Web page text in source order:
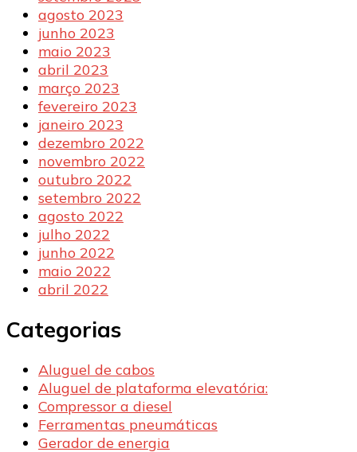
agosto 2023
junho 2023
maio 2023
abril 2023
março 2023
fevereiro 2023
janeiro 2023
dezembro 2022
novembro 2022
outubro 2022
setembro 2022
agosto 2022
julho 2022
junho 2022
maio 2022
abril 2022
Categorias
Aluguel de cabos
Aluguel de plataforma elevatória:
Compressor a diesel
Ferramentas pneumáticas
Gerador de energia